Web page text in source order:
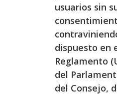
usuarios sin
dispuesto en
Reglamento
del
del Consejo,